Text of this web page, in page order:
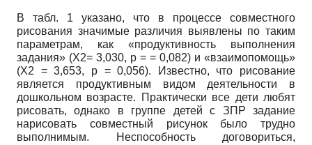
В табл. 1 указано, что в процессе совместного
рисования значимые различия выявлены по таким
параметрам, как «продуктивность выполнения
задания» (Х2= 3,030, р = = 0,082) и «взаимопомощь»
(Х2 = 3,653, р = 0,056). Известно, что рисование
является продуктивным видом деятельности в
дошкольном возрасте. Практически все дети любят
рисовать, однако в группе детей с ЗПР задание
нарисовать совместный рисунок было трудно
выполнимым. Неспособность договориться,